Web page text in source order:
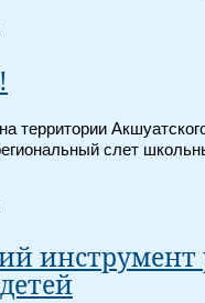
территории
слет
инструмент